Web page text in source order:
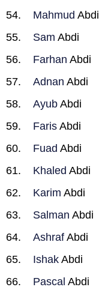
Mahmud Abdi
Sam Abdi
Farhan Abdi
Adnan Abdi
Ayub Abdi
Faris Abdi
Fuad Abdi
Khaled Abdi
Karim Abdi
Salman Abdi
Ashraf Abdi
Ishak Abdi
Pascal Abdi